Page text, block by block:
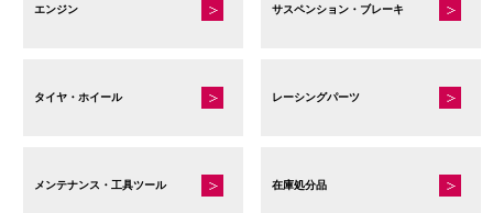
択
ま
エンジン サスペンション・ブレーキ
タイヤ・ホイール レーシングパーツ
メンテナンス・工具ツール 在庫処分品